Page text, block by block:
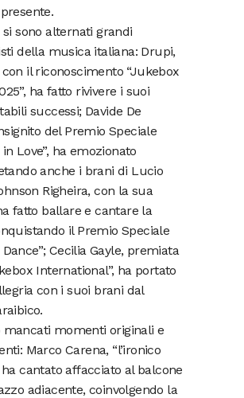
sono alternati grandi
della musica italiana: Drupi,
il riconoscimento “Jukebox
ha fatto rivivere i suoi
successi; Davide De
del Premio Speciale
Love”, ha emozionato
anche i brani di Lucio
Righeira, con la sua
fatto ballare e cantare la
il Premio Speciale
Cecilia Gayle, premiata
International”, ha portato
con i suoi brani dal
mancati momenti originali e
Marco Carena, “l’ironico
ha cantato affacciato al balcone
adiacente, coinvolgendo la